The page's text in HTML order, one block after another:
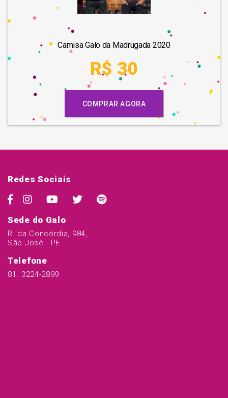
Camisa Galo da Madrugada 2020
R$ 30
COMPRAR AGORA
Redes Sociais
Sede do Galo
R. da Concórdia, 984,
São José - PE
Telefone
81. 3224-2899